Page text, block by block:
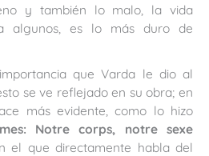
y también lo malo, la vida
algunos, es lo más duro de
que Varda le dio al
se ve reflejado en su obra; en
más evidente, como lo hizo
Notre corps, notre sexe
el que directamente habla del